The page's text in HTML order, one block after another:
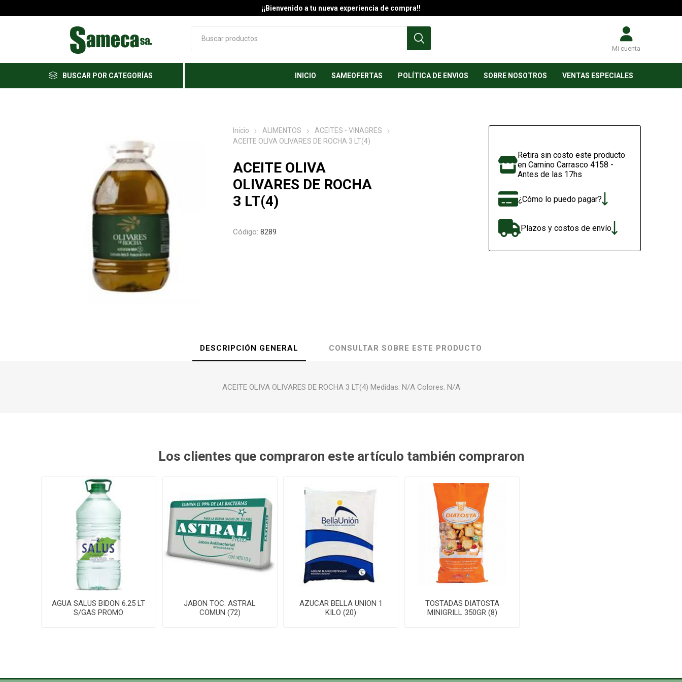
¡¡Bienvenido a tu nueva experiencia de compra!!
Mi cuenta
BUSCAR POR CATEGORÍAS INICIO SAMEOFERTAS POLÍTICA DE ENVIOS SOBRE NOSOTROS VENTAS ESPECIALES
Inicio ALIMENTOS
ACEITES - VINAGRES
ACEITE OLIVA OLIVARES DE ROCHA 3 LT(4)
ACEITE OLIVA
OLIVARES DE ROCHA
3 LT(4)
Código: 8289
Retira sin costo este producto
en Camino Carrasco 4158 -
Antes de las 17hs
¿Cómo lo puedo pagar?
Plazos y costos de envío
DESCRIPCIÓN GENERAL CONSULTAR SOBRE ESTE PRODUCTO
ACEITE OLIVA OLIVARES DE ROCHA 3 LT(4) Medidas: N/A Colores: N/A
Los clientes que compraron este artículo también compraron
AGUA SALUS BIDON 6.25 LT
S/GAS PROMO
JABON TOC. ASTRAL
COMUN (72)
AZUCAR BELLA UNION 1
KILO (20)
TOSTADAS DIATOSTA
MINIGRILL 350GR (8)